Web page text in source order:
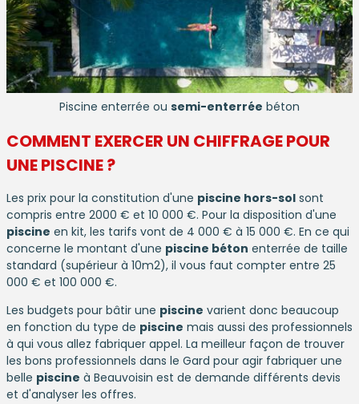
Piscine enterrée ou semi-enterrée béton
COMMENT EXERCER UN CHIFFRAGE POUR
UNEPISCINE?
Les prix pour la constitution d'une piscine hors-sol sont
compris entre 2000 € et 10 000 €. Pour la disposition d'une
piscine en kit, les tarifs vont de 4 000 € à 15 000 €. En ce qui
concerne le montant d'une piscine béton enterrée de taille
standard (supérieur à 10m2), il vous faut compter entre 25
000 € et 100 000 €.
Les budgets pour bâtir une piscine varient donc beaucoup
en fonction du type de piscine mais aussi des professionnels
à qui vous allez fabriquer appel. La meilleur façon de trouver
les bons professionnels dans le Gard pour agir fabriquer une
belle piscine à Beauvoisin est de demande différents devis
et d'analyser les offres.